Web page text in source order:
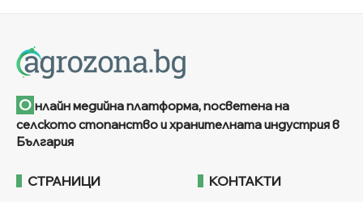
О нлайн медийна платформа, посветена на
селското стопанство и хранителната индустрия в
България
СТРАНИЦИ КОНТАКТИ